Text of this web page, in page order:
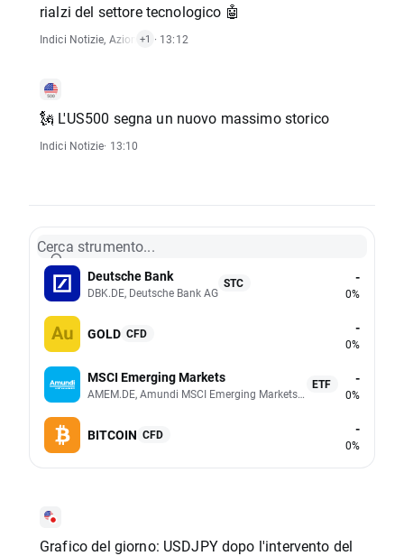
rialzi del settore tecnologico 🤖
Indici Notizie, Azioni Notizie
+1 · 13:12
🗽 L'US500 segna un nuovo massimo storico
Indici Notizie· 13:10
Cerca strumento...
Deutsche Bank
DBK.DE, Deutsche Bank AG
STC -
0%
GOLD CFD -
0%
MSCI Emerging Markets
AMEM.DE, Amundi MSCI Emerging Markets UCITS (Acc EUR)
ETF -
0%
BITCOIN CFD -
0%
Grafico del giorno: USDJPY dopo l'intervento del